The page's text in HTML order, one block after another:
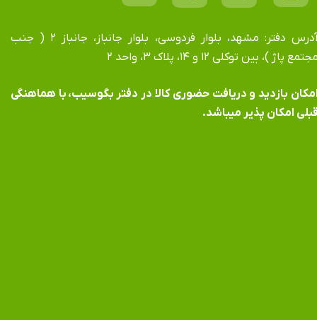
آدرس دفتر: مشهد، بلوار فردوسی، بلوار جانباز، جانباز ۲ ( جنب
پاژ )، بین توکلی ۱۲ و ۱۴، پلاک ۳، واحد ۲
بازدید و دریافت حضوری کالا در دفتر بگوسیب، با هماهنگی
امکان پذیر میباشد.